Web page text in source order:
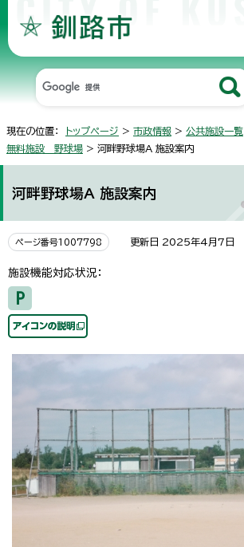
現在の位置： トップページ > 市政情報 > 公共施設一覧
無料施設 野球場 > 河畔野球場A 施設案内
河畔野球場A 施設案内
ページ番号1007798 更新日 2025年4月7日
施設機能対応状況：